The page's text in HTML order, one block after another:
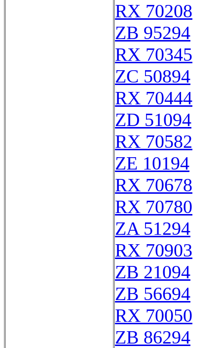
RX 70208
ZB 95294
RX 70345
ZC 50894
RX 70444
ZD 51094
RX 70582
ZE 10194
RX 70678
RX 70780
ZA 51294
RX 70903
ZB 21094
ZB 56694
RX 70050
ZB 86294